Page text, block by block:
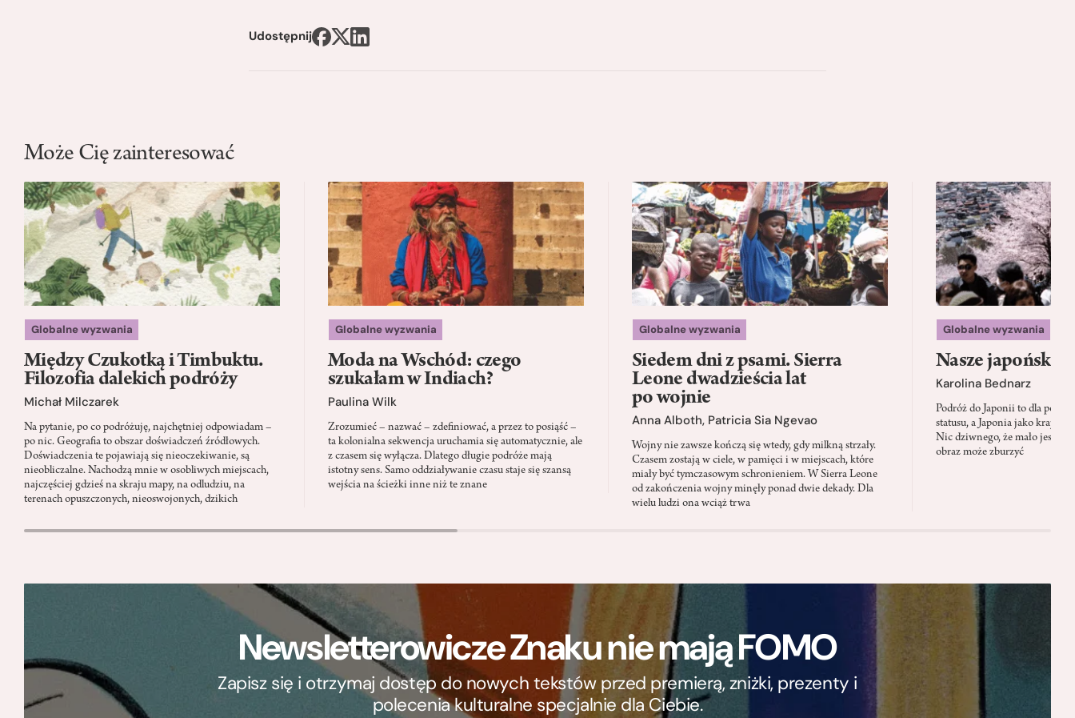
Udostępnij
Może Cię zainteresować
Globalne wyzwania
Między Czukotką i Timbuktu.
Filozofia dalekich podróży
Michał Milczarek
Na pytanie, po co podróżuję, najchętniej odpowiadam –
po nic. Geografia to obszar doświadczeń źródłowych.
Doświadczenia te pojawiają się nieoczekiwanie, są
nieobliczalne. Nachodzą mnie w osobliwych miejscach,
najczęściej gdzieś na skraju mapy, na odludziu, na
terenach opuszczonych, nieoswojonych, dzikich
Globalne wyzwania
Moda na Wschód: czego
szukałam w Indiach?
Paulina Wilk
Zrozumieć – nazwać – zdefiniować, a przez to posiąść –
ta kolonialna sekwencja uruchamia się automatycznie, ale
z czasem się wyłącza. Dlatego długie podróże mają
istotny sens. Samo oddziaływanie czasu staje się szansą
wejścia na ścieżki inne niż te znane
Globalne wyzwania
Siedem dni z psami. Sierra
Leone dwadzieścia lat
po wojnie
Anna Alboth, Patricia Sia Ngevao
Wojny nie zawsze kończą się wtedy, gdy milkną strzały.
Czasem zostają w ciele, w pamięci i w miejscach, które
miały być tymczasowym schronieniem. W Sierra Leone
od zakończenia wojny minęły ponad dwie dekady. Dla
wielu ludzi ona wciąż trwa
Globalne wyzwania
Nasze japońskie
Karolina Bednarz
Podróż do Japonii to dla
statusu, a Japonia jako kraj
Nic dziwnego, że mało jest
obraz może zburzyć
Newsletterowicze Znaku nie mają FOMO
Zapisz się i otrzymaj dostęp do nowych tekstów przed premierą, zniżki, prezenty i
polecenia kulturalne specjalnie dla Ciebie.